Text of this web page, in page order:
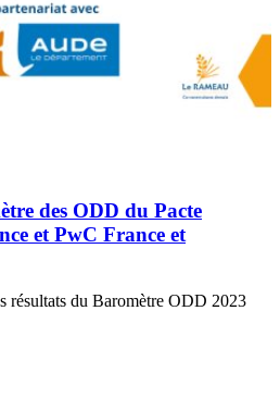
des ODD du Pacte
et PwC France et
résultats du Baromètre ODD 2023